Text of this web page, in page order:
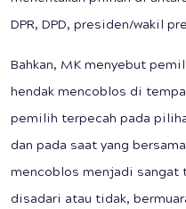
DPR, DPD, presiden/wakil
Bahkan, MK menyebut
hendak mencoblos di
pemilih terpecah pada
dan pada saat yang
mencoblos menjadi sangat
disadari atau tidak,